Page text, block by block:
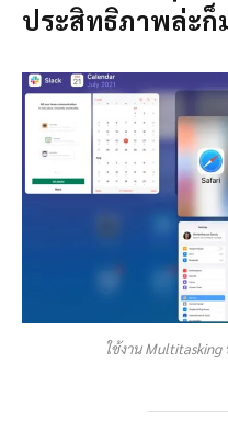
ประสิทธิภาพล่ะ
ใช้งาน